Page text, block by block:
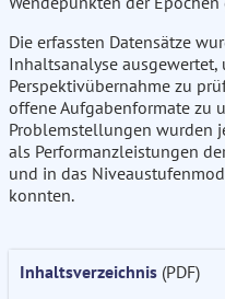
Die erfassten Datensätze
Inhaltsanalyse
Perspektivübernahme zu
offene Aufgabenformate zu
Problemstellungen wurden
als Performanzleistungen
und in das
konnten.
Inhaltsverzeichnis (PDF)